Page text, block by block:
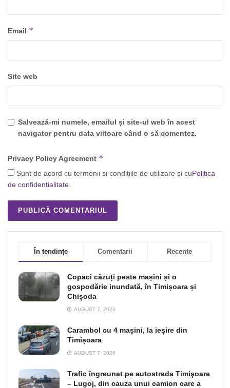
Email *
Site web
Salvează-mi numele, emailul și site-ul web în acest
navigator pentru data viitoare când o să comentez.
Privacy Policy Agreement *
Sunt de acord cu termenii și condițiile de utilizare și cuPolitica
de confidențialitate
În tendințe Comentarii Recente
Copaci căzuți peste mașini și o
gospodărie inundată, în Timișoara și
Chișoda
AUGUST 7, 2026
Carambol cu 4 mașini, la ieșire din
Timișoara
AUGUST 7, 2026
Trafic îngreunat pe autostrada Timişoara
– Lugoj, din cauza unui camion care a